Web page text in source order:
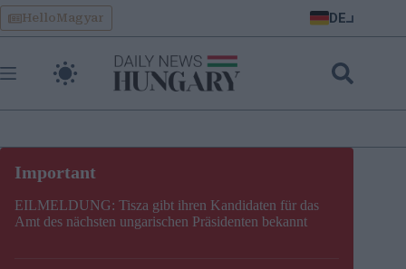
Skip
to
content
HelloMagyar DE
EILMELDUNG: Tisza gibt ihren Kandidaten für das
Amt des nächsten ungarischen Präsidenten bekannt